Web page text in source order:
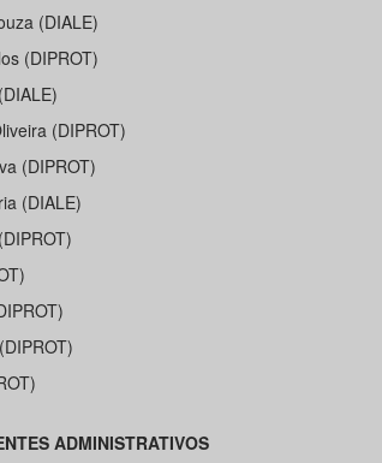
(DIALE)
(DIPROT)
(DIPROT)
(DIPROT)
(DIALE)
ADMINISTRATIVOS